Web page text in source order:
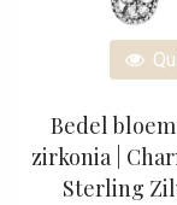
Bedel
zirkonia |
Sterling